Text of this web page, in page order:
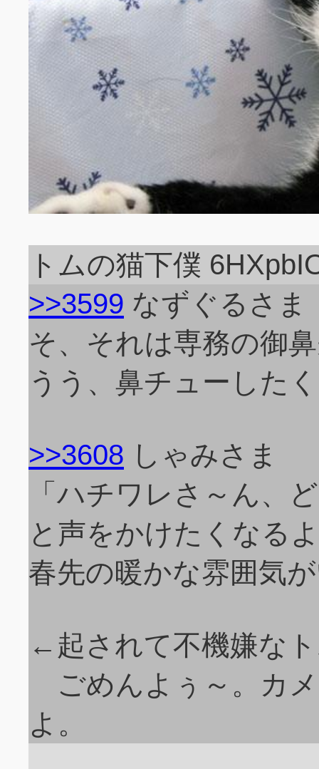
トムの猫下僕
>>3599 なずぐるさま
そ、それは専務の御
うう、鼻チューした
>>3608 しゃみさま
「ハチワレさ～ん、
と声をかけたくなる
春先の暖かな雰囲気
←起されて不機嫌な
ごめんよぅ～。カ
よ。